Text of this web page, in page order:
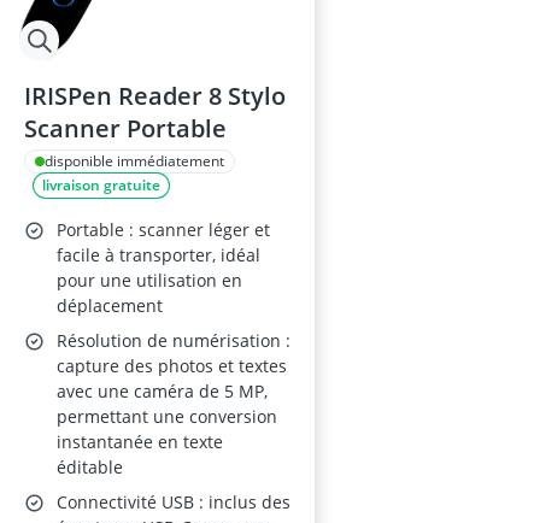
IRISPen Reader 8 Stylo
Scanner Portable
disponible immédiatement
livraison gratuite
Portable : scanner léger et
facile à transporter, idéal
pour une utilisation en
déplacement
Résolution de numérisation :
capture des photos et textes
avec une caméra de 5 MP,
permettant une conversion
instantanée en texte
éditable
Connectivité USB : inclus des